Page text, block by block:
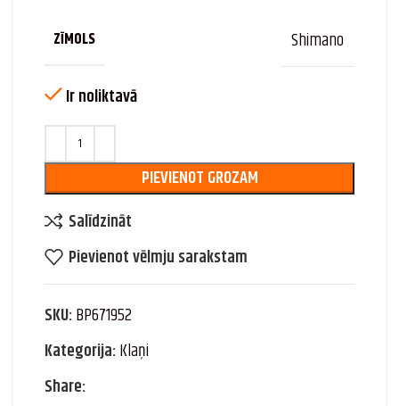
ZĪMOLS Shimano
Ir noliktavā
PIEVIENOT GROZAM
Salīdzināt
Pievienot vēlmju sarakstam
SKU:BP671952
Kategorija:Klaņi
Share: